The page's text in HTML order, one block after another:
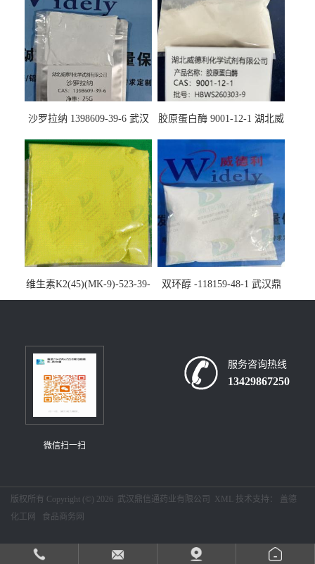
沙罗拉纳 1398609-39-6 武汉
胶原蛋白酶 9001-12-1 湖北威
维生素K2(45)(MK-9)-523-39-
7-武汉鼎信通药业大量现货供
双环醇 -118159-48-1 武汉鼎
信通药业大量现货供应
微信扫一扫
服务咨询热线
13429867250
版权所有 Copyright (©) 2026 武汉鼎信通药业有限公司 XML 技术支持： 盖德
化工网
食品商务网